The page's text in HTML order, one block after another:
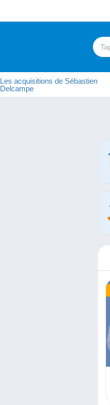
Les acquisitions de Sébastien
Delcampe